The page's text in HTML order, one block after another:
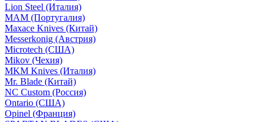
Lion Steel (Италия)
MAM (Португалия)
Maxace Knives (Китай)
Messerkonig (Австрия)
Microtech (США)
Mikov (Чехия)
MKM Knives (Италия)
Mr. Blade (Китай)
NC Custom (Россия)
Ontario (США)
Opinel (Франция)